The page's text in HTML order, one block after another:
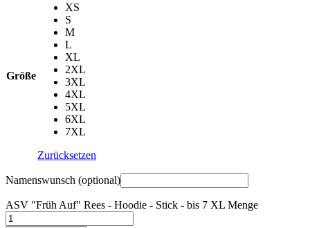
Größe
XS
S
M
L
XL
2XL
3XL
4XL
5XL
6XL
7XL
Zurücksetzen
Namenswunsch (optional)
ASV "Früh Auf" Rees - Hoodie - Stick - bis 7 XL Menge